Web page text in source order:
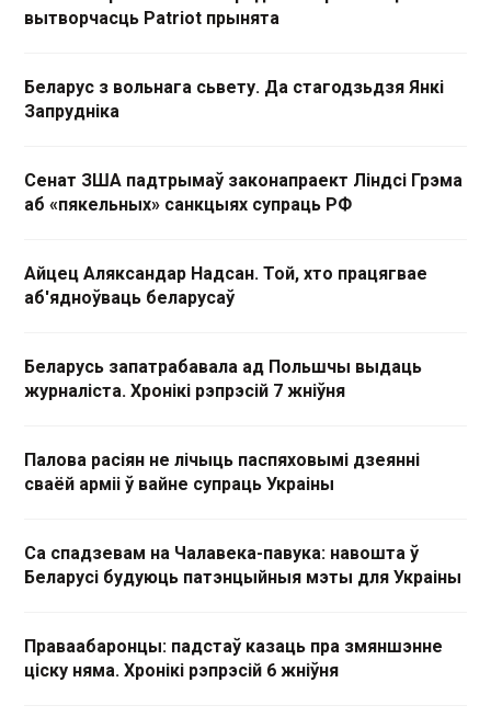
вытворчасць Patriot прынята
Беларус з вольнага сьвету. Да стагодзьдзя Янкі
Запрудніка
Сенат ЗША падтрымаў законапраект Ліндсі Грэма
аб «пякельных» санкцыях супраць РФ
Айцец Аляксандар Надсан. Той, хто працягвае
аб'ядноўваць беларусаў
Беларусь запатрабавала ад Польшчы выдаць
журналіста. Хронікі рэпрэсій 7 жніўня
Палова расіян не лічыць паспяховымі дзеянні
сваёй арміі ў вайне супраць Украіны
Са спадзевам на Чалавека-павука: навошта ў
Беларусі будуюць патэнцыйныя мэты для Украіны
Праваабаронцы: падстаў казаць пра змяншэнне
ціску няма. Хронікі рэпрэсій 6 жніўня